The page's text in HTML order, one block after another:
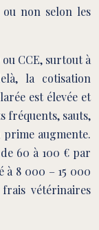
non selon les
CCE, surtout à
la cotisation
est élevée et
fréquents, sauts,
augmente.
60 à 100 € par
à 8 000 – 15 000
vétérinaires